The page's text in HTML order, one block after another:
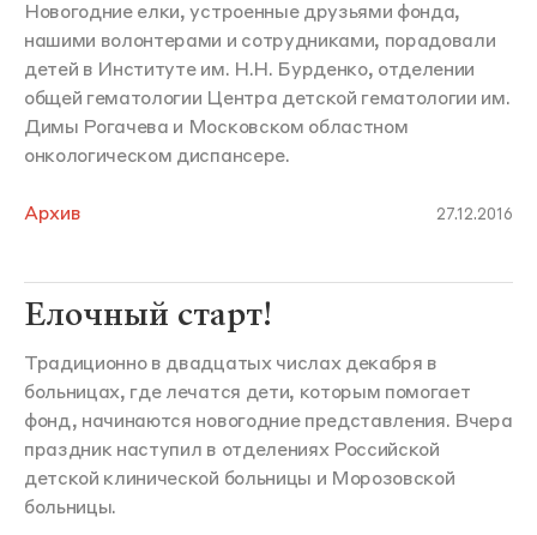
Новогодние елки, устроенные друзьями фонда,
нашими волонтерами и сотрудниками, порадовали
детей в Институте им. Н.Н. Бурденко, отделении
общей гематологии Центра детской гематологии им.
Димы Рогачева и Московском областном
онкологическом диспансере.
Архив 27.12.2016
Елочный старт!
Традиционно в двадцатых числах декабря в
больницах, где лечатся дети, которым помогает
фонд, начинаются новогодние представления. Вчера
праздник наступил в отделениях Российской
детской клинической больницы и Морозовской
больницы.